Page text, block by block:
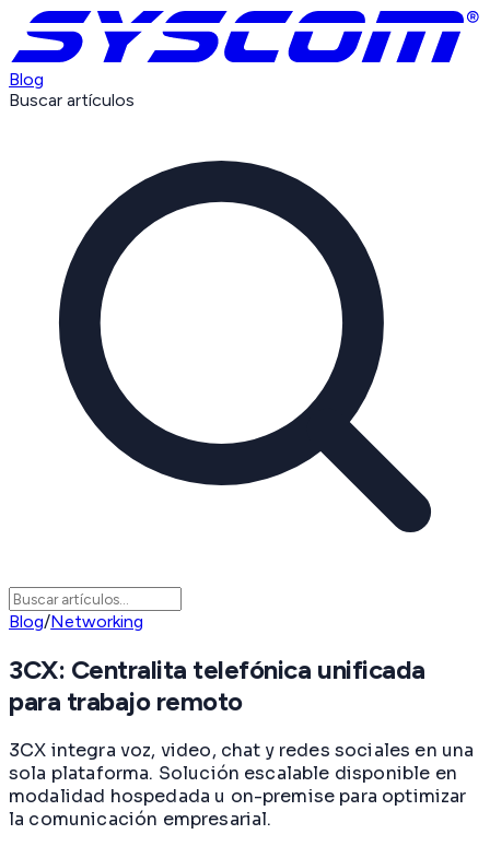
Blog
Buscar artículos
Blog/Networking
3CX: Centralita telefónica unificada
para trabajo remoto
3CX integra voz, video, chat y redes sociales en una
sola plataforma. Solución escalable disponible en
modalidad hospedada u on-premise para optimizar
la comunicación empresarial.